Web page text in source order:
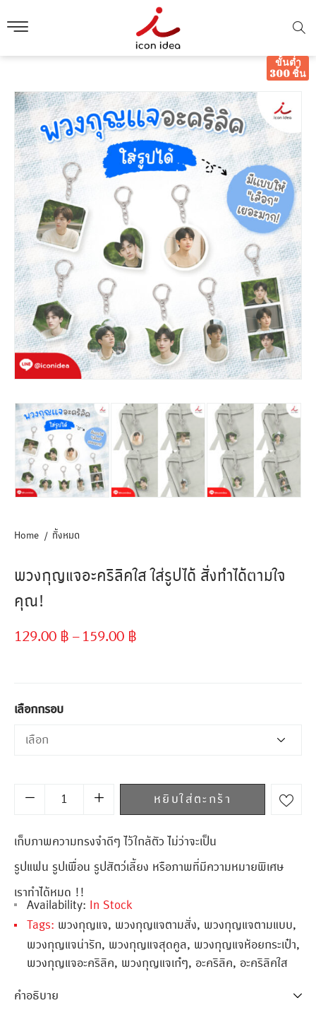
ขั้นต่ำ
300 ชิ้น
Home ทั้งหมด
พวงกุญแจอะคริลิคใส ใส่รูปได้ สั่งทำได้ตามใจ
คุณ!
129.00 ฿–159.00 ฿
เลือกกรอบ
หยิบใส่ตะกร้า
เก็บภาพความทรงจำดีๆ ไว้ใกล้ตัว ไม่ว่าจะเป็น
รูปแฟน รูปเพื่อน รูปสัตว์เลี้ยง หรือภาพที่มีความหมายพิเศษ
เราทำได้หมด !!
Availability: In Stock
Tags: พวงกุญแจ, พวงกุญแจตามสั่ง, พวงกุญแจตามแบบ,
พวงกุญแจน่ารัก, พวงกุญแจสุดคูล, พวงกุญแจห้อยกระเป๋า,
พวงกุญแจอะคริลิค, พวงกุญแจเก๋ๆ, อะคริลิค, อะคริลิคใส
คำอธิบาย